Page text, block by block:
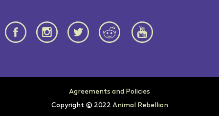
Agreements and Policies
Copyright © 2022 Animal Rebellion